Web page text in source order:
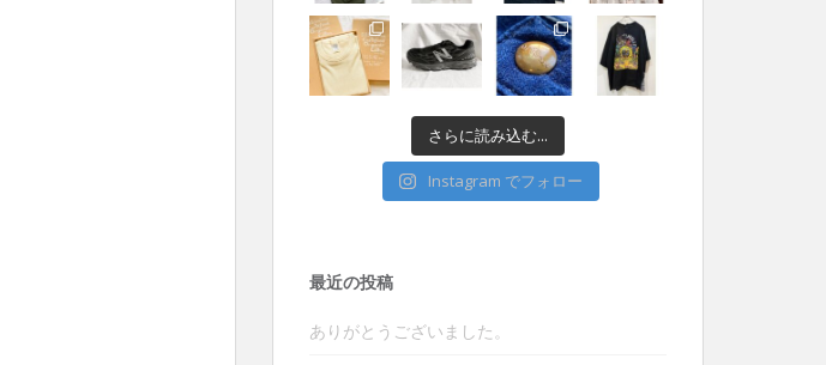
さらに読み込む...
Instagram でフォロー
最近の投稿
ありがとうございました。